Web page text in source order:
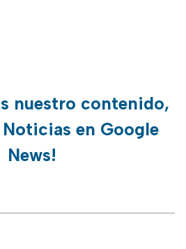
nuestro contenido,
en Google
News!